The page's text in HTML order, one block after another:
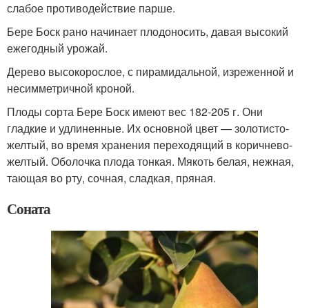
слабое противодействие парше.
Бере Боск рано начинает плодоносить, давая высокий
ежегодный урожай.
Дерево высокорослое, с пирамидальной, изреженной и
несимметричной кроной.
Плоды сорта Бере Боск имеют вес 182-205 г. Они
гладкие и удлиненные. Их основной цвет — золотисто-
желтый, во время хранения переходящий в коричнево-
желтый. Оболочка плода тонкая. Мякоть белая, нежная,
тающая во рту, сочная, сладкая, пряная.
Соната